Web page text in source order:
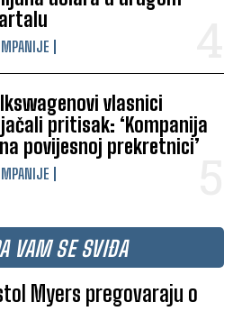
vlasnici
pritisak: ‘Kompanija
povijesnoj prekretnici’
VAM SE SVIĐA
Myers pregovaraju o